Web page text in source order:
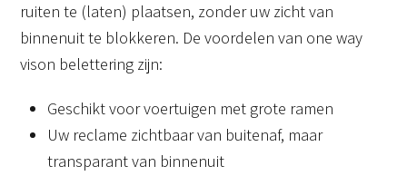
ruiten te (laten) plaatsen, zonder uw zicht van
binnenuit te blokkeren. De voordelen van one way
vison belettering zijn:
Geschikt voor voertuigen met grote ramen
Uw reclame zichtbaar van buitenaf, maar
transparant van binnenuit